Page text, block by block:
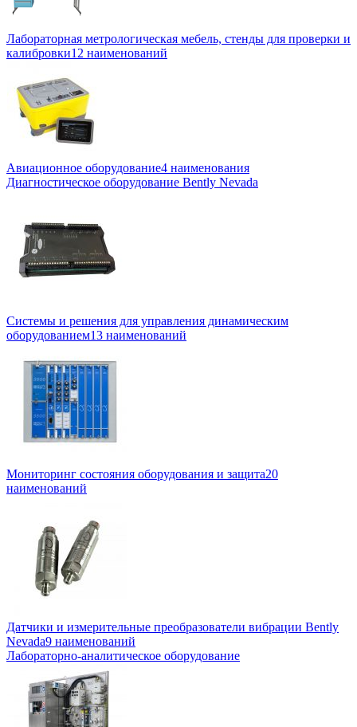
Лабораторная метрологическая мебель, стенды для проверки и
калибровки12 наименований
Авиационное оборудование4 наименования
Диагностическое оборудование Bently Nevada
Системы и решения для управления динамическим
оборудованием13 наименований
Мониторинг состояния оборудования и защита20
наименований
Датчики и измерительные преобразователи вибрации Bently
Nevada9 наименований
Лабораторно-аналитическое оборудование